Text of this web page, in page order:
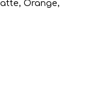
, Orange,